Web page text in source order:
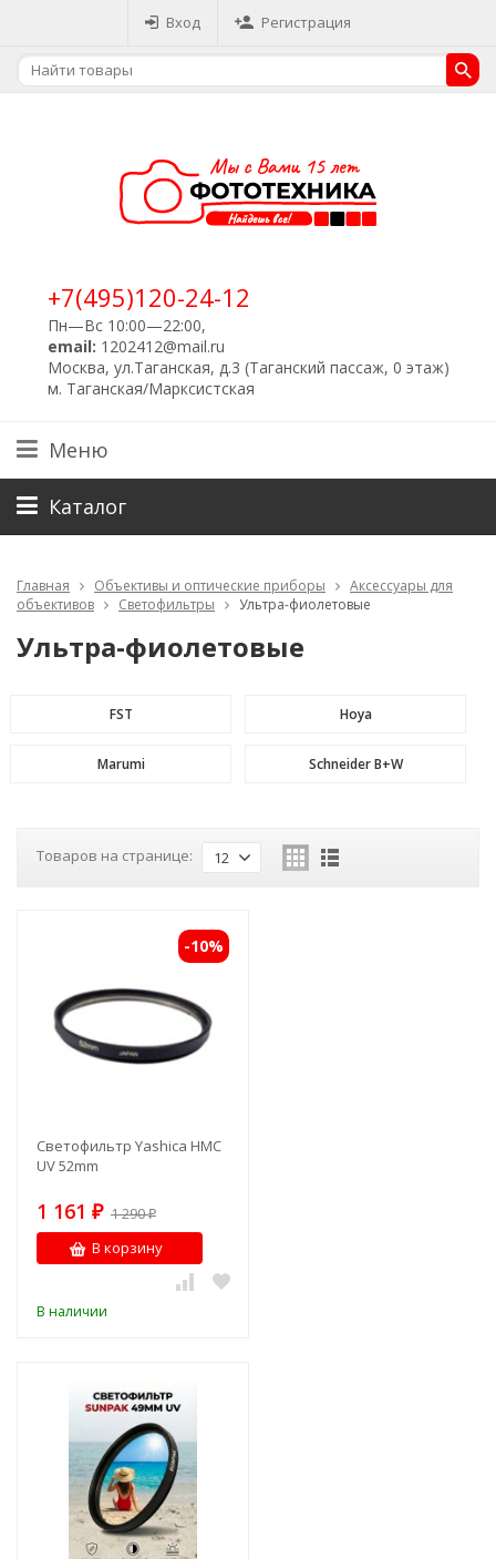
Вход Регистрация
+7(495)120-24-12
Пн—Вс 10:00—22:00,
email: 1202412@mail.ru
Москва, ул.Таганская, д.3 (Таганский пассаж, 0 этаж)
м. Таганская/Марксистская
Меню
Каталог
Главная Объективы и оптические приборы
Аксессуары для
объективов
Светофильтры Ультра-фиолетовые
Ультра-фиолетовые
FST Hoya
Marumi Schneider B+W
Товаров на странице: 12
-10%
Светофильтр Yashica HMC
UV 52mm
1 161 ₽ 1 290₽
В корзину
В наличии